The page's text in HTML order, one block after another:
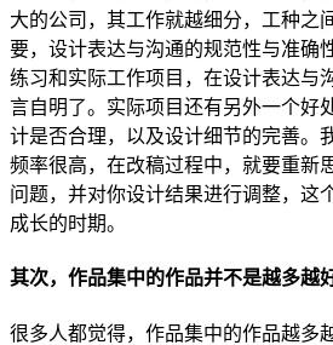
大的公司，其工作就越细分，工种之
要，设计表达与沟通的规范性与准确
练习和实际工作项目，在设计表达与
言自明了。实际项目还有另外一个好
计是否合理，以及设计细节的完善。
频率很高，在改稿过程中，就要重新
问题，并对你设计结果进行调整，这
成长的时期。
其次，作品集中的作品并不是越多越
很多人都觉得，作品集中的作品越多